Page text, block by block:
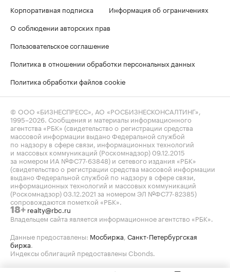
Корпоративная подписка
Информация об ограничениях
О соблюдении авторских прав
Пользовательское соглашение
Политика в отношении обработки персональных данных
Политика обработки файлов cookie
© ООО «БИЗНЕСПРЕСС», АО «РОСБИЗНЕСКОНСАЛТИНГ»,
1995–2026 . Сообщения и материалы информационного
агентства «РБК» (свидетельство о регистрации средства
массовой информации выдано Федеральной службой
по надзору в сфере связи, информационных технологий
и массовых коммуникаций (Роскомнадзор) 09.12.2015
за номером ИА №ФС77-63848) и сетевого издания «РБК»
(свидетельство о регистрации средства массовой информации
выдано Федеральной службой по надзору в сфере связи,
информационных технологий и массовых коммуникаций
(Роскомнадзор) 03.12.2021 за номером ЭЛ №ФС77-82385)
сопровождаются пометкой «РБК».
18+ realty@rbc.ru
Владельцем сайта является информационное агентство «РБК».
Данные предоставлены: Мосбиржа Санкт-Петербургская
биржа
Индексы облигаций предоставлены Cbonds.